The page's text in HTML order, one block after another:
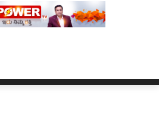
ಸಂಕಷ್ಟ: ಆಸ್ಟ್ರೇಲಿಯಾದಲ್ಲಿ